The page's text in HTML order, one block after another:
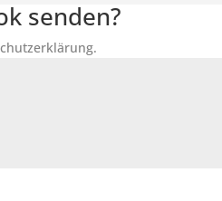
senden?